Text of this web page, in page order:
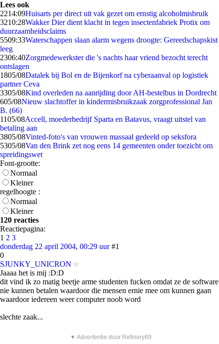
Lees ook
2214:09Huisarts per direct uit vak gezet om ernstig alcoholmisbruik
3210:28Wakker Dier dient klacht in tegen insectenfabriek Protix om
duurzaamheidsclaims
5509:33Waterschappen slaan alarm wegens droogte: Gereedschapskist
leeg
2306:40Zorgmedewerkster die 's nachts haar vriend bezocht terecht
ontslagen
1805/08Datalek bij Bol en de Bijenkorf na cyberaanval op logistiek
partner Ceva
3305/08Kind overleden na aanrijding door AH-bestelbus in Dordrecht
605/08Nieuw slachtoffer in kindermisbruikzaak zorgprofessional Jan
B. (66)
1105/08Accell, moederbedrijf Sparta en Batavus, vraagt uitstel van
betaling aan
3805/08Vinted-foto's van vrouwen massaal gedeeld op seksfora
5305/08Van den Brink zet nog eens 14 gemeenten onder toezicht om
spreidingswet
Font-grootte:
Normaal
Kleiner
regelhoogte :
Normaal
Kleiner
120 reacties
Reactiepagina:
1 2 3
donderdag 22 april 2004, 00:29 uur #1
0
SJUNKY_UNICRON
Jaaaa het is mij :D:D
dit vind ik zo matig beetje arme studenten fucken omdat ze de software
nie kunnen betalen waardoor die mensen ernie mee om kunnen gaan
waardoor iedereen weer computer noob word
slechte zaak...
▼ Advertentie door Refinery89